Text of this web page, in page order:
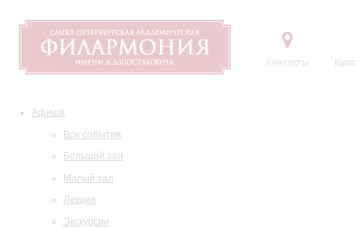
Контакты
Афиша
Все события
Большой зал
Малый зал
Лекции
Экскурсии